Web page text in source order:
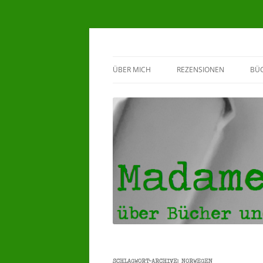
ÜBER MICH REZENSIONEN
♥HERZENSBÜCHER ♥
4 STERNE REZENSIONEN
3 STERNE REZENSIONEN
SCHLAGWORT-ARCHIVE: NORWEGEN